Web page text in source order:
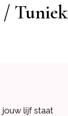
Tuniek
lijf staat